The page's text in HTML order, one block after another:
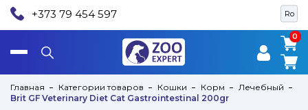
Ro
+373 79 454 597
0
0
Главная Категории товаров Кошки Корм
Лечебный
Brit GF Veterinary Diet Cat Gastrointestinal 200gr